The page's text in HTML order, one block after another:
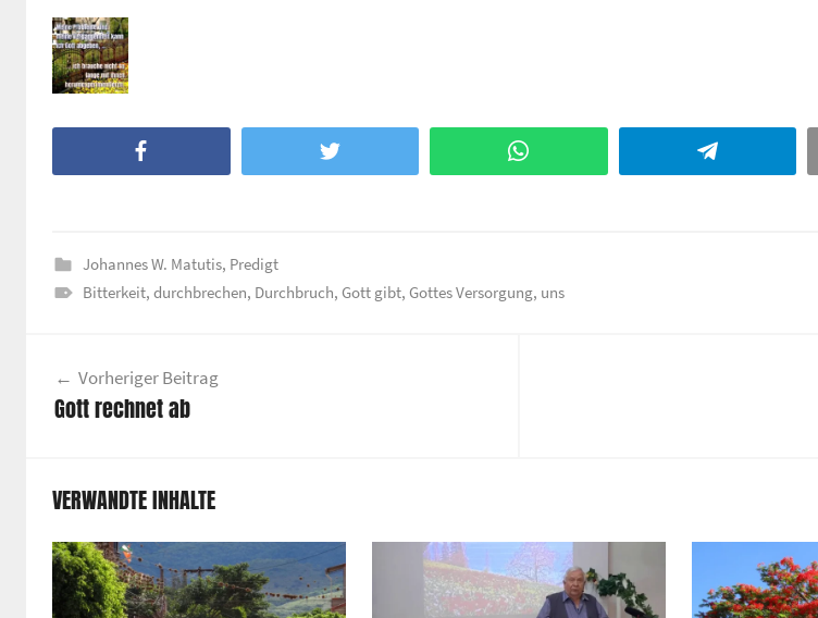
Twitter WhatsApp Telegram
Johannes W. Matutis, Predigt
Bitterkeit, durchbrechen, Durchbruch, Gott gibt, Gottes Versorgung, uns
Vorheriger Beitrag
Gott rechnet ab
VERWANDTE INHALTE